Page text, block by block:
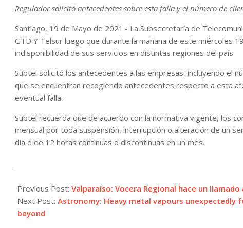
Regulador solicitó antecedentes sobre esta falla y el número de
Santiago, 19 de Mayo de 2021.- La Subsecretaría de
GTD Y Telsur luego que durante la mañana de este miércoles
indisponibilidad de sus servicios en distintas regiones del país.
Subtel solicitó los antecedentes a las empresas, incluyendo el
que se encuentran recogiendo antecedentes respecto a esta
eventual falla.
Subtel recuerda que de acuerdo con la normativa vigente, los
mensual por toda suspensión, interrupción o alteración de un
día o de 12 horas continuas o discontinuas en un mes.
05-
19
Previous Post: Valparaíso: Vocera Regional hace un
Next Post: Astronomy: Heavy metal vapours unexpectedly
beyond